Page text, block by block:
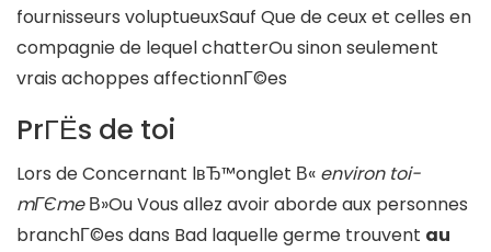
fournisseurs voluptueuxSauf Que de ceux et celles en
compagnie de lequel chatterOu sinon seulement
vrais achoppes affectionnГ©es
PrГЁs de toi
Lors de Concernant lвЂ™onglet В« environ toi-
mГЄmeВ»Ou Vous allez avoir aborde aux personnes
branchГ©es dans Bad laquelle germe trouvent au